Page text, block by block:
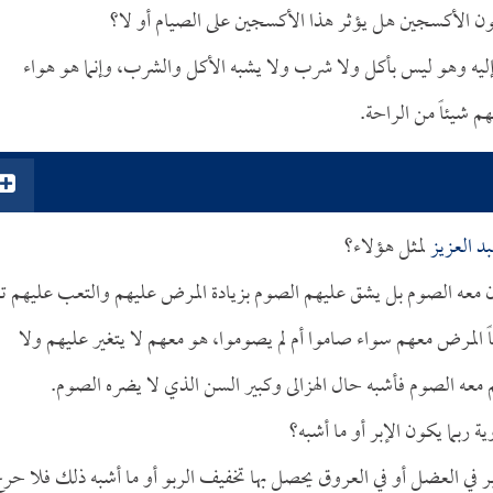
الأكسجين هل يؤثر هذا الأكسجين على الصيام أو لا؟
وهو ليس بأكل ولا شرب ولا يشبه الأكل والشرب، وإنما هو هواء
شيئاً من الراحة.
العزيزلمثل هؤلاء؟
الصوم بل يشق عليهم الصوم بزيادة المرض عليهم والتعب عليهم
معهم سواء صاموا أم لم يصوموا، هو معهم لا يتغير عليهم ولا
فأشبه حال الهزالى وكبير السن الذي لا يضره الصوم.
ربما يكون الإبر أو ما أشبه؟
في العضل أو في العروق يحصل بها تخفيف الربو أو ما أشبه ذلك فلا